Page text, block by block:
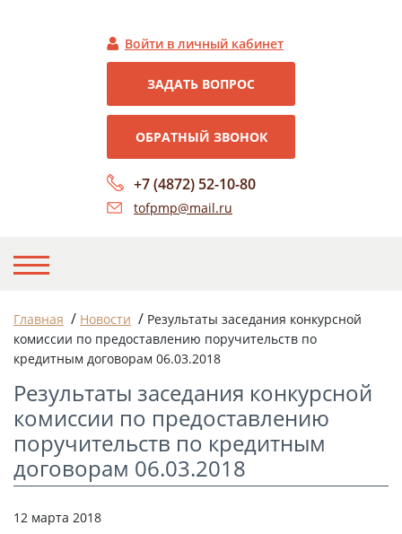
+7 (4872) 52-10-80
tofpmp@mail.ru
Войти в личный кабинет
ЗАДАТЬ ВОПРОС
ОБРАТНЫЙ ЗВОНОК
О НАС
СТАТЬИ
КАЛЬКУЛЯТОР
ДОКУМЕНТЫ
КОНТАКТЫ
Главная / Новости / Результаты заседания конкурсной
комиссии по предоставлению поручительств по
кредитным договорам 06.03.2018
Результаты заседания конкурсной
комиссии по предоставлению
поручительств по кредитным
договорам 06.03.2018
12 марта 2018